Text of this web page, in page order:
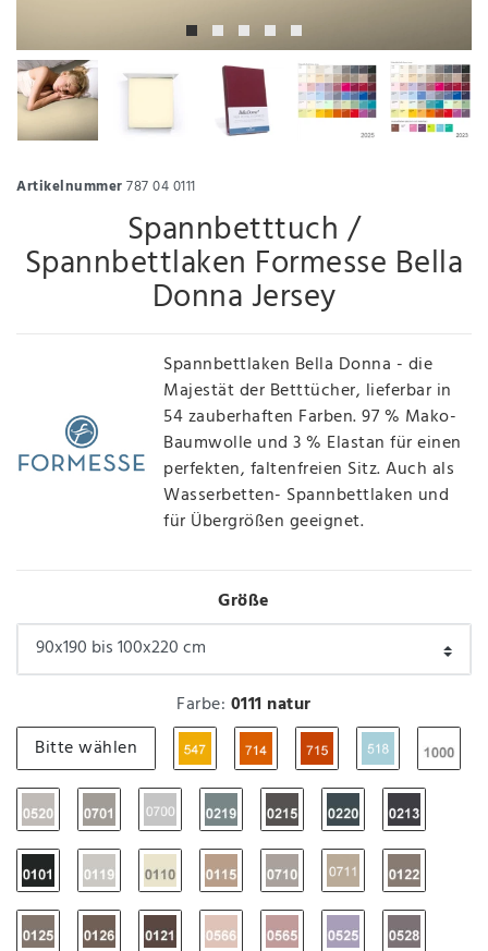
Artikelnummer787 04 0111
Spannbetttuch /
Spannbettlaken Formesse Bella
Donna Jersey
Spannbettlaken Bella Donna - die
Majestät der Betttücher, lieferbar in
54 zauberhaften Farben. 97 % Mako-
Baumwolle und 3 % Elastan für einen
perfekten, faltenfreien Sitz. Auch als
Wasserbetten- Spannbettlaken und
für Übergrößen geeignet.
Größe
Farbe: 0111 natur
Bitte wählen